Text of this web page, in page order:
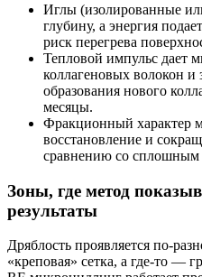
Иглы (изолированные
глубину, а энергия
риск перегрева
Тепловой импульс дает
коллагеновых волокон и
образования нового
месяцы.
Фракционный характер
восстановление и
сравнению со сплошным
Зоны, где метод
результаты
Дряблость проявляется
«креповая» сетка, а где‑то —